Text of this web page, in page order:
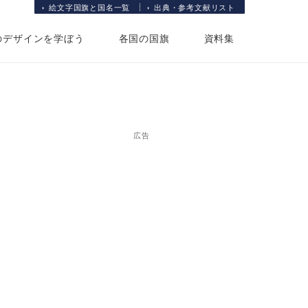
絵文字国旗と国名一覧 出典・参考文献リスト
ザインを学ぼう 各国の国旗 資料集
広告